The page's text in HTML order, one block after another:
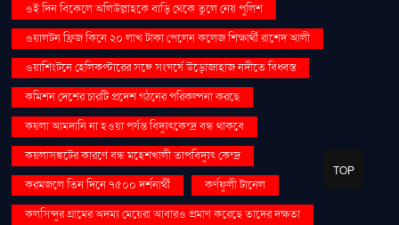
ওই দিন বিকেলে অলিউল্লাহকে বাড়ি থেকে তুলে নেয় পুলিশ
ওয়ালটন ফ্রিজ কিনে ২০ লাখ টাকা পেলেন কলেজ শিক্ষার্থী রাশেদ আলী
ওয়াশিংটনে হেলিকপ্টারের সঙ্গে সংঘর্ষে উড়োজাহাজ নদীতে বিধ্বস্ত
কমিশন দেশের চারটি প্রদেশ গঠনের পরিকল্পনা করছে
কয়লা আমদানি না হওয়া পর্যন্ত বিদ্যুৎকেন্দ্র বন্ধ থাকবে
কয়লাসঙ্কটের কারণে বন্ধ মহেশখালী তাপবিদ্যুৎ কেন্দ্র
করমজলে তিন দিনে ৭৫০০ দর্শনার্থী
কর্ণফুলী টানেল
কলসিন্দুর গ্রামের অদম্য মেয়েরা আবারও প্রমাণ করেছে তাদের দক্ষতা
TOP